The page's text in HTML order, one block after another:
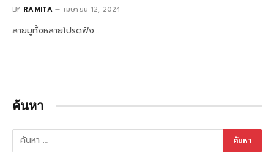
BY RAMITA เมษายน 12, 2024
สายมูทั้งหลายโปรดฟัง…
ค้นหา